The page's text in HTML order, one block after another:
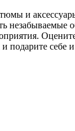
и
незабываемые
подарите себе